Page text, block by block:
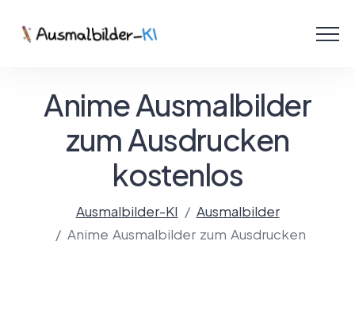
Mit KI gestalten!
Anime Ausmalbilder
zum Ausdrucken
kostenlos
Ausmalbilder-KI
Ausmalbilder
Anime Ausmalbilder zum Ausdrucken